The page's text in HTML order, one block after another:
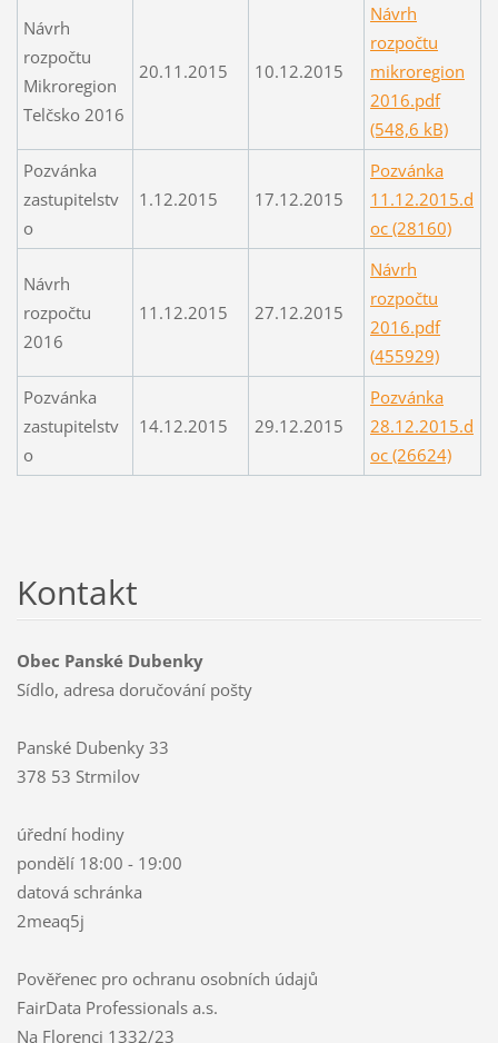
Návrh
rozpočtu
Mikroregion
Telčsko 2016
20.11.2015 10.12.2015
Návrh
rozpočtu
mikroregion
2016.pdf
(548,6 kB)
Pozvánka
zastupitelstv
o
1.12.2015 17.12.2015
Pozvánka
11.12.2015.d
oc (28160)
Návrh
rozpočtu
2016
11.12.2015 27.12.2015
Návrh
rozpočtu
2016.pdf
(455929)
Pozvánka
zastupitelstv
o
14.12.2015 29.12.2015
Pozvánka
28.12.2015.d
oc (26624)
Kontakt
Obec Panské Dubenky
Sídlo, adresa doručování pošty
Panské Dubenky 33
378 53 Strmilov
úřední hodiny
pondělí 18:00 - 19:00
datová schránka
2meaq5j
Pověřenec pro ochranu osobních údajů
FairData Professionals a.s.
Na Florenci 1332/23